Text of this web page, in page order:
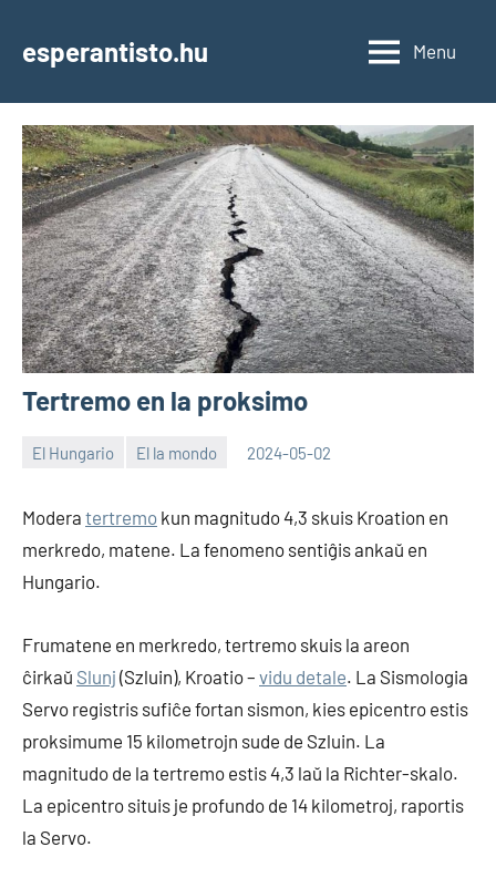
esperantisto.hu Menu
Tertremo en la proksimo
El Hungario El la mondo 2024-05-02
Modera tertremo kun magnitudo 4,3 skuis Kroation en
merkredo, matene. La fenomeno sentiĝis ankaŭ en
Hungario.
Frumatene en merkredo, tertremo skuis la areon
ĉirkaŭ Slunj (Szluin), Kroatio – vidu detale. La Sismologia
Servo registris sufiĉe fortan sismon, kies epicentro estis
proksimume 15 kilometrojn sude de Szluin. La
magnitudo de la tertremo estis 4,3 laŭ la Richter-skalo.
La epicentro situis je profundo de 14 kilometroj, raportis
la Servo.